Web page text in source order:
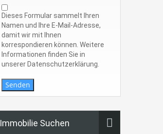
Dieses Formular sammelt Ihren
Namen und Ihre E-Mail-Adresse,
damit wir mit Ihnen
korrespondieren können. Weitere
Informationen finden Sie in
unserer Datenschutzerklärung.
Senden
Immobilie Suchen